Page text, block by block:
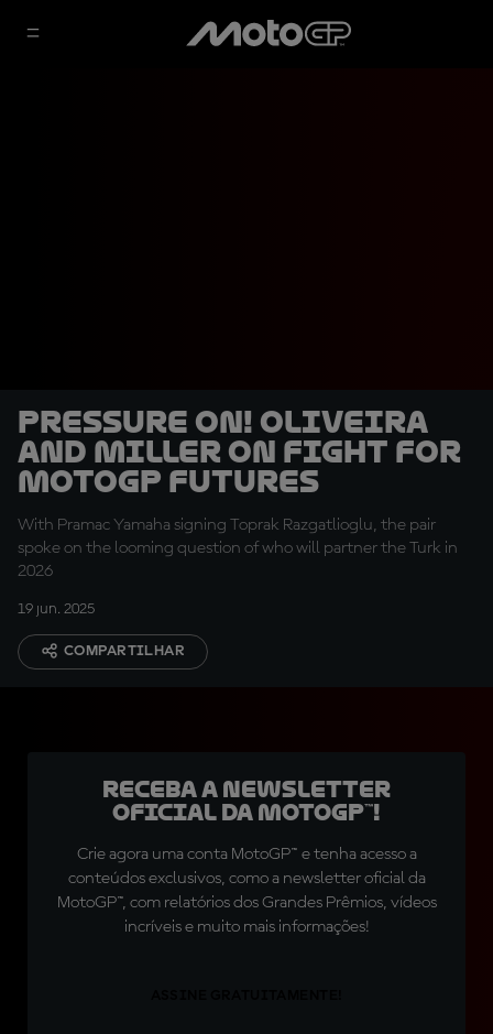
Pressure on! Oliveira
and Miller on fight for
MotoGP futures
With Pramac Yamaha signing Toprak Razgatlioglu, the pair
spoke on the looming question of who will partner the Turk in
2026
19 jun. 2025
COMPARTILHAR
Receba a newsletter
oficial da MotoGP™!
Crie agora uma conta MotoGP™ e tenha acesso a
conteúdos exclusivos, como a newsletter oficial da
MotoGP™, com relatórios dos Grandes Prêmios, vídeos
incríveis e muito mais informações!